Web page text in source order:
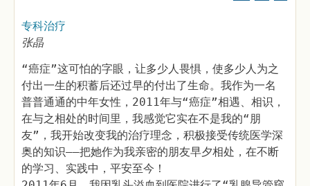
专科治疗
张晶
“癌症”这可怕的字眼，让多少人畏惧，使多少人为之
付出一生的积蓄后还过早的付出了生命。我作为一名
普普通通的中年女性，2011年与“癌症”相遇、相识，
在与之相处的时间里，我感觉它实在不是我的“朋
友”，我开始改变我的治疗理念，积极接受传统医学深
奥的知识——把她作为我亲密的朋友早夕相处，在不断
的学习、实践中，平安至今！